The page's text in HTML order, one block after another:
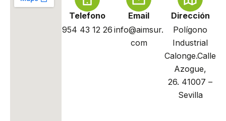
Telefono
954 43 12 26
Email
info@aimsur.
com
Dirección
Polígono
Industrial
Calonge.Calle
Azogue,
26. 41007 –
Sevilla